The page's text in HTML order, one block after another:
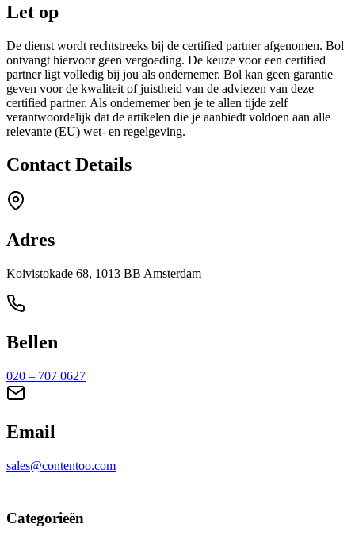
Let op
De dienst wordt rechtstreeks bij de certified partner afgenomen. Bol
ontvangt hiervoor geen vergoeding. De keuze voor een certified
partner ligt volledig bij jou als ondernemer. Bol kan geen garantie
geven voor de kwaliteit of juistheid van de adviezen van deze
certified partner. Als ondernemer ben je te allen tijde zelf
verantwoordelijk dat de artikelen die je aanbiedt voldoen aan alle
relevante (EU) wet- en regelgeving.
Contact Details
Adres
Koivistokade 68, 1013 BB Amsterdam
Bellen
020 – 707 0627
Email
sales@contentoo.com
Categorieën